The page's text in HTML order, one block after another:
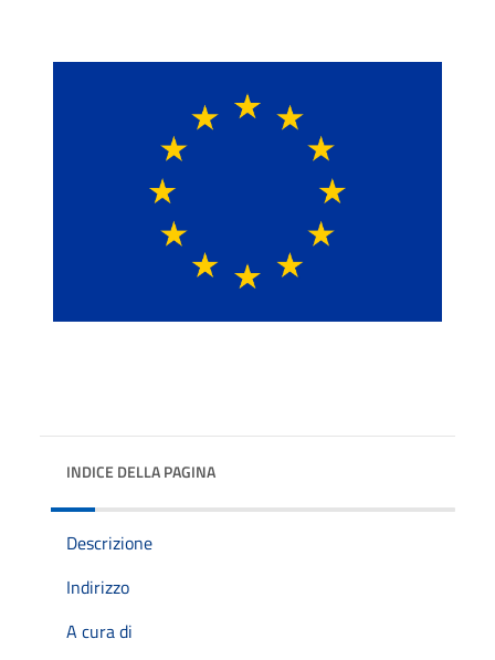
INDICE DELLA PAGINA
Descrizione
Indirizzo
A cura di